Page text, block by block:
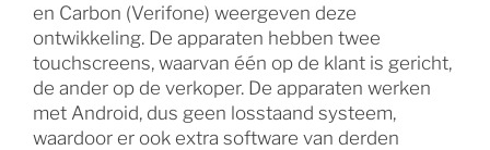
en Carbon (Verifone) weergeven deze
ontwikkeling. De apparaten hebben twee
touchscreens, waarvan één op de klant is gericht,
de ander op de verkoper. De apparaten werken
met Android, dus geen losstaand systeem,
waardoor er ook extra software van derden